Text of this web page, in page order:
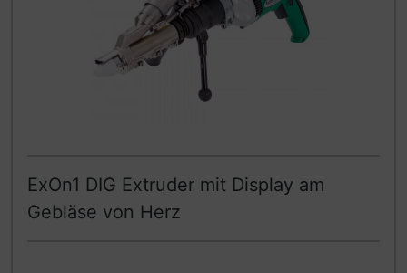
ExOn1 DIG Extruder mit Display am
Gebläse von Herz